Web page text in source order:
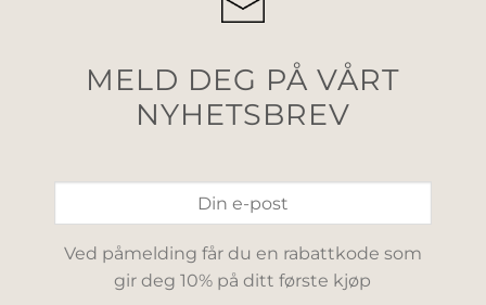
MELD DEG PÅ VÅRT
NYHETSBREV
Ved påmelding får du en rabattkode som
gir deg 10% på ditt første kjøp